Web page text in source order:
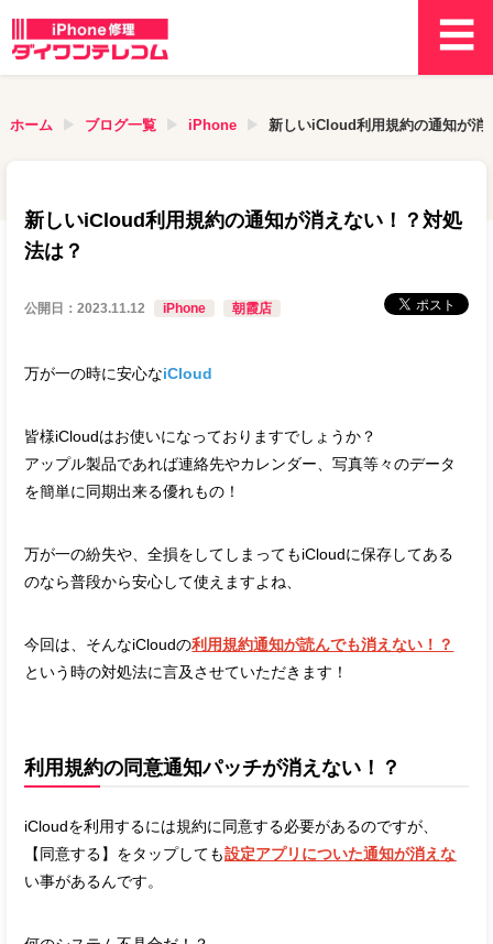
ホーム ブログ一覧 iPhone 新しいiCloud利用規約の通知が消
新しいiCloud利用規約の通知が消えない！？対処
法は？
公開日：2023.11.12 iPhone 朝霞店
万が一の時に安心なiCloud
皆様iCloudはお使いになっておりますでしょうか？
アップル製品であれば連絡先やカレンダー、写真等々のデータ
を簡単に同期出来る優れもの！
万が一の紛失や、全損をしてしまってもiCloudに保存してある
のなら普段から安心して使えますよね、
今回は、そんなiCloudの利用規約通知が読んでも消えない！？
という時の対処法に言及させていただきます！
利用規約の同意通知パッチが消えない！？
iCloudを利用するには規約に同意する必要があるのですが、
【同意する】をタップしても設定アプリについた通知が消えな
い事があるんです。